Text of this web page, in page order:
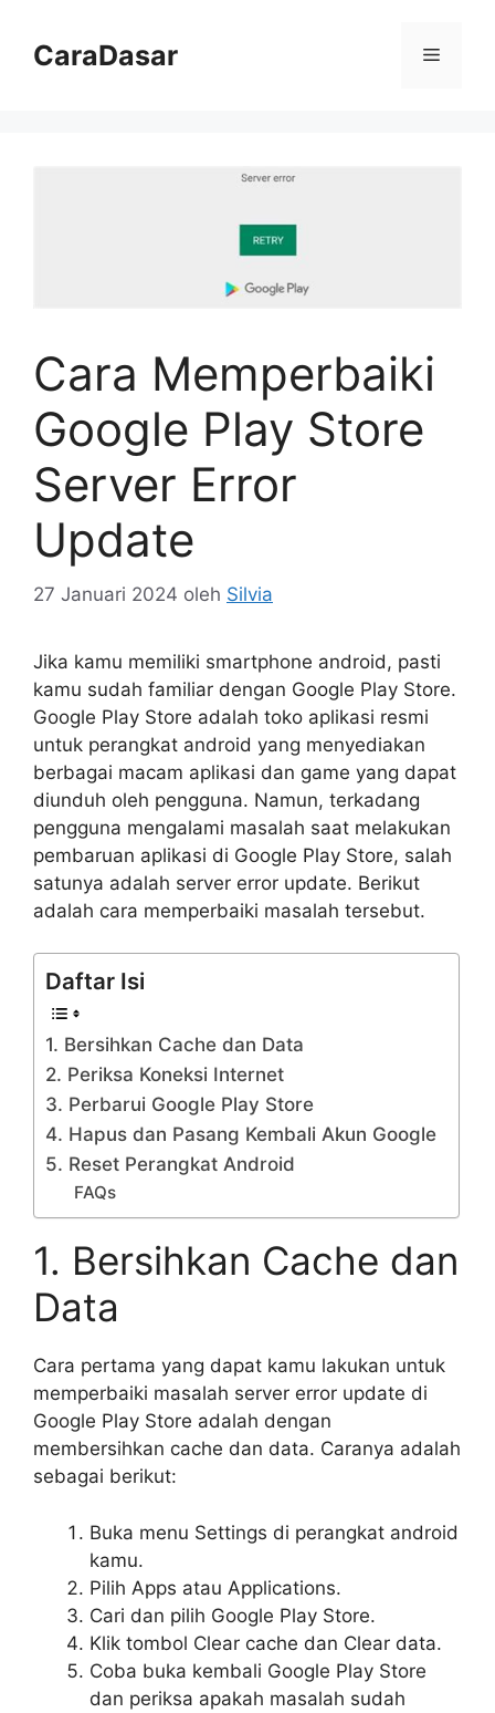
CaraDasar Menu
Cara Memperbaiki
Google Play Store
Server Error
Update
27 Januari 2024 oleh Silvia
Jika kamu memiliki smartphone android, pasti
kamu sudah familiar dengan Google Play Store.
Google Play Store adalah toko aplikasi resmi
untuk perangkat android yang menyediakan
berbagai macam aplikasi dan game yang dapat
diunduh oleh pengguna. Namun, terkadang
pengguna mengalami masalah saat melakukan
pembaruan aplikasi di Google Play Store, salah
satunya adalah server error update. Berikut
adalah cara memperbaiki masalah tersebut.
Daftar Isi
1. Bersihkan Cache dan Data
2. Periksa Koneksi Internet
3. Perbarui Google Play Store
4. Hapus dan Pasang Kembali Akun Google
5. Reset Perangkat Android
FAQs
1. Bersihkan Cache dan
Data
Cara pertama yang dapat kamu lakukan untuk
memperbaiki masalah server error update di
Google Play Store adalah dengan
membersihkan cache dan data. Caranya adalah
sebagai berikut:
Buka menu Settings di perangkat android
kamu.
Pilih Apps atau Applications.
Cari dan pilih Google Play Store.
Klik tombol Clear cache dan Clear data.
Coba buka kembali Google Play Store
dan periksa apakah masalah sudah